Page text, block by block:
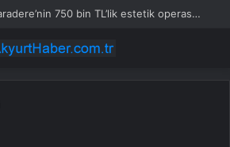
Survivor Nagin Karadere’nin 750 bin TL’lik estetik operasyonu: Yaşadığı zorlu süreci anlattı